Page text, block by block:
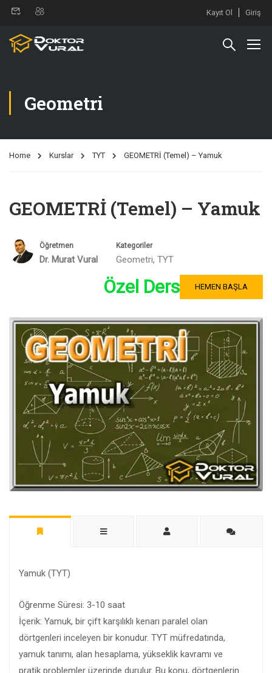
Kayıt Ol Giriş
Geometri
Home Kurslar TYT GEOMETRİ (Temel) – Yamuk
GEOMETRİ (Temel) – Yamuk
Öğretmen
Dr. Murat Vural
Kategoriler
Geometri, TYT
Özel Ders HEMEN BAŞLA
Yamuk (TYT)
Öğrenme Süresi: 3-10 saat
İçerik: Yamuk, bir çift karşılıklı kenarı paralel olan
dörtgenleri inceleyen bir konudur. TYT müfredatında,
yamuk tanımı, alan hesaplama, yükseklik kavramı ve
pratik problemler üzerinde durulur. Bu konu, dörtgenlerin